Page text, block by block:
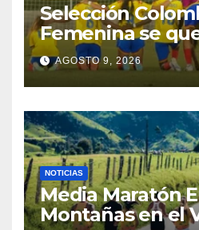
Selección
Femenina se
plata: dramática
México en los
Caribe
AGOSTO 9, 2026
NOTICIAS
Media Maratón
Montañas en el